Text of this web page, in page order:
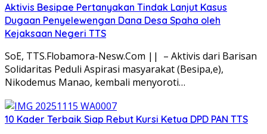
Aktivis Besipae Pertanyakan Tindak Lanjut Kasus
Dugaan Penyelewengan Dana Desa Spaha oleh
Kejaksaan Negeri TTS
SoE, TTS.Flobamora-Nesw.Com || – Aktivis dari Barisan
Solidaritas Peduli Aspirasi masyarakat (Besipa,e),
Nikodemus Manao, kembali menyoroti…
10 Kader Terbaik Siap Rebut Kursi Ketua DPD PAN TTS